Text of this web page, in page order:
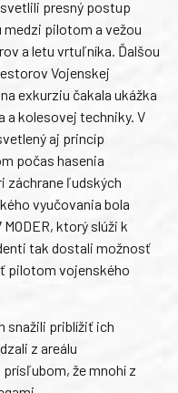
presný postup
pilotom a vežou
a letu vrtuľníka. Ďalšou
Vojenskej
exkurziu čakala ukážka
a kolesovej techniky. V
aj princíp
počas hasenia
záchrane ľudských
vyučovania bola
ktorý slúži k
tak dostali možnosť
pilotom vojenského
snažili priblížiť ich
z areálu
že mnohí z